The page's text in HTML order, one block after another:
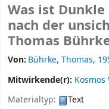
Was ist
nach der
Thomas
Von: Bührke, Thomas,
Mitwirkende(r): Kosmos
Materialtyp:
Text